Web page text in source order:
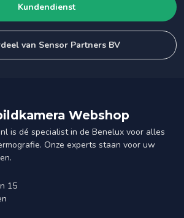
Kundendienst
van Sensor Partners BV
Webshop
is dé specialist in de Benelux voor alles
Onze experts staan voor uw
15